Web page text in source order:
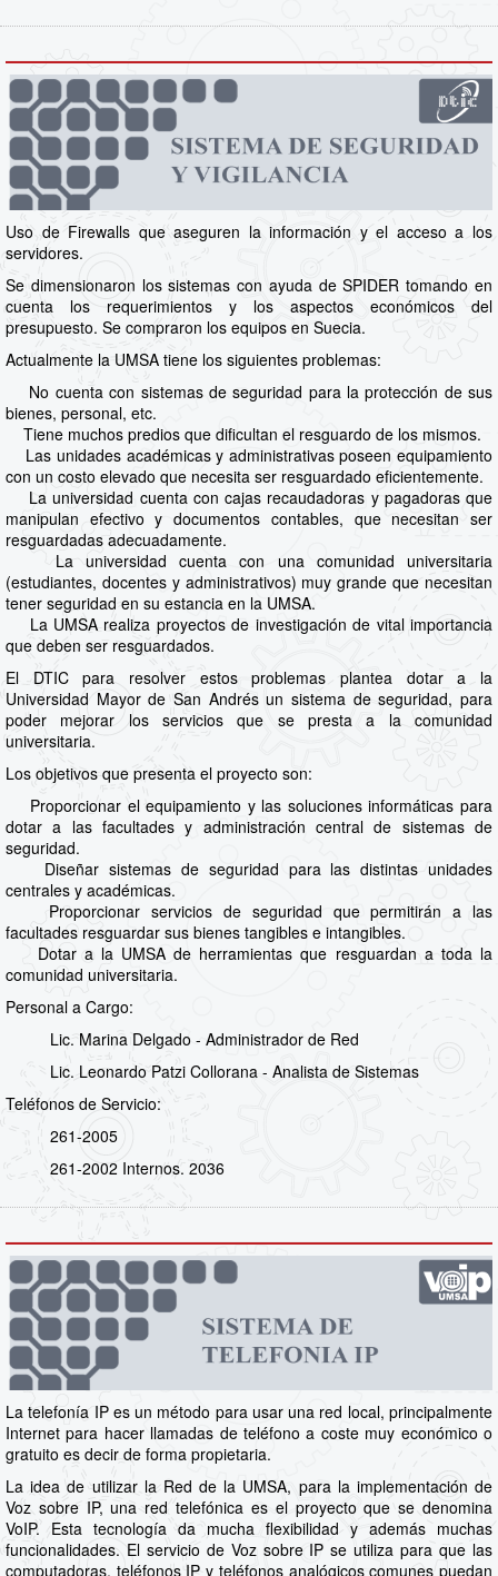
Uso de Firewalls que aseguren la información y el acceso a los
servidores.
Se dimensionaron los sistemas con ayuda de SPIDER tomando en
cuenta los requerimientos y los aspectos económicos del
presupuesto. Se compraron los equipos en Suecia.
Actualmente la UMSA tiene los siguientes problemas:
No cuenta con sistemas de seguridad para la protección de sus
bienes, personal, etc.
Tiene muchos predios que dificultan el resguardo de los mismos.
Las unidades académicas y administrativas poseen equipamiento
con un costo elevado que necesita ser resguardado eficientemente.
La universidad cuenta con cajas recaudadoras y pagadoras que
manipulan efectivo y documentos contables, que necesitan ser
resguardadas adecuadamente.
La universidad cuenta con una comunidad universitaria
(estudiantes, docentes y administrativos) muy grande que necesitan
tener seguridad en su estancia en la UMSA.
La UMSA realiza proyectos de investigación de vital importancia
que deben ser resguardados.
El DTIC para resolver estos problemas plantea dotar a la
Universidad Mayor de San Andrés un sistema de seguridad, para
poder mejorar los servicios que se presta a la comunidad
universitaria.
Los objetivos que presenta el proyecto son:
Proporcionar el equipamiento y las soluciones informáticas para
dotar a las facultades y administración central de sistemas de
seguridad.
Diseñar sistemas de seguridad para las distintas unidades
centrales y académicas.
Proporcionar servicios de seguridad que permitirán a las
facultades resguardar sus bienes tangibles e intangibles.
Dotar a la UMSA de herramientas que resguardan a toda la
comunidad universitaria.
Personal a Cargo:
Lic. Marina Delgado - Administrador de Red
Lic. Leonardo Patzi Collorana - Analista de Sistemas
Teléfonos de Servicio:
261-2005
261-2002 Internos. 2036
La telefonía IP es un método para usar una red local, principalmente
Internet para hacer llamadas de teléfono a coste muy económico o
gratuito es decir de forma propietaria.
La idea de utilizar la Red de la UMSA, para la implementación de
Voz sobre IP, una red telefónica es el proyecto que se denomina
VoIP. Esta tecnología da mucha flexibilidad y además muchas
funcionalidades. El servicio de Voz sobre IP se utiliza para que las
computadoras, teléfonos IP y teléfonos analógicos comunes puedan